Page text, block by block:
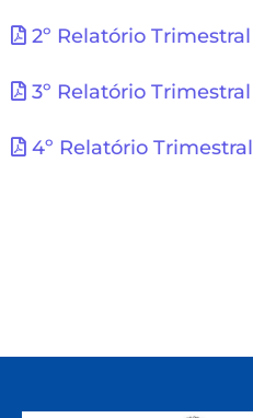
2º Relatório Trimestral
3º Relatório Trimestral
4º Relatório Trimestral